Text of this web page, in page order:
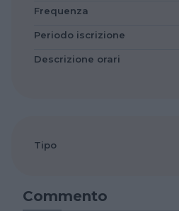
Frequenza
Periodo iscrizione
Descrizione orari
Tipo
Commento